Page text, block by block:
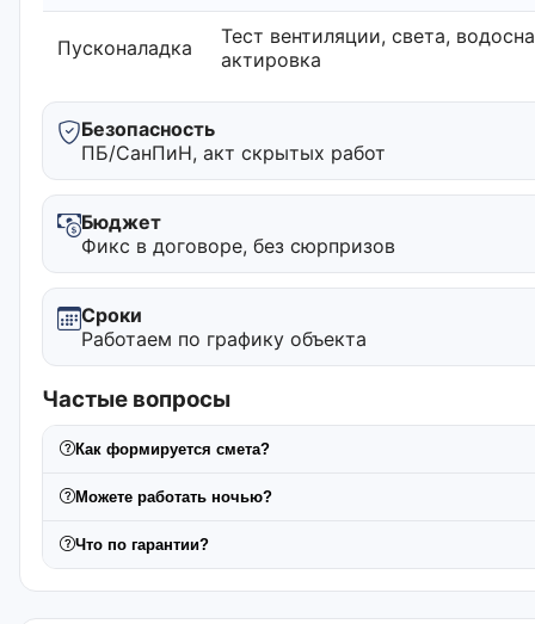
Пусконаладка
Тест вентиляции, света,
актировка
Безопасность
ПБ/СанПиН, акт скрытых работ
Бюджет
Фикс в договоре, без сюрпризов
Сроки
Работаем по графику объекта
Частые вопросы
Как формируется смета?
Можете работать ночью?
Что по гарантии?